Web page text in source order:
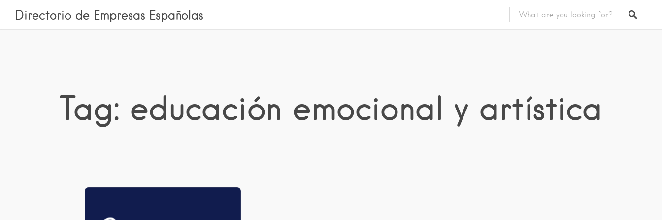
Directorio de Empresas Españolas
Tag: educación emocional y artística